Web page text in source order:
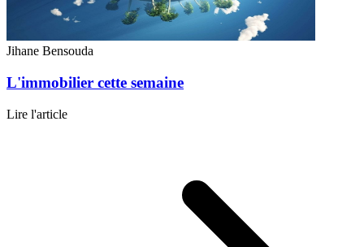
Jihane Bensouda
L'immobilier cette semaine
Lire l'article